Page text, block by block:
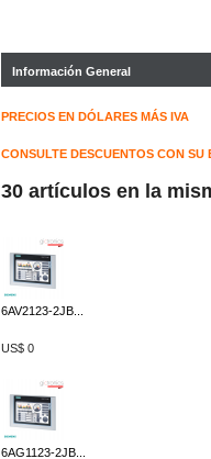
Información General
PRECIOS EN DÓLARES MÁS IVA
CONSULTE DESCUENTOS CON SU
30 artículos en la
6AV2123-2JB...
US$ 0
6AG1123-2JB...